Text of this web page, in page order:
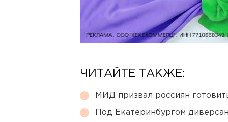
ЧИТАЙТЕ ТАКЖЕ:
МИД призвал россиян
Под Екатеринбургом